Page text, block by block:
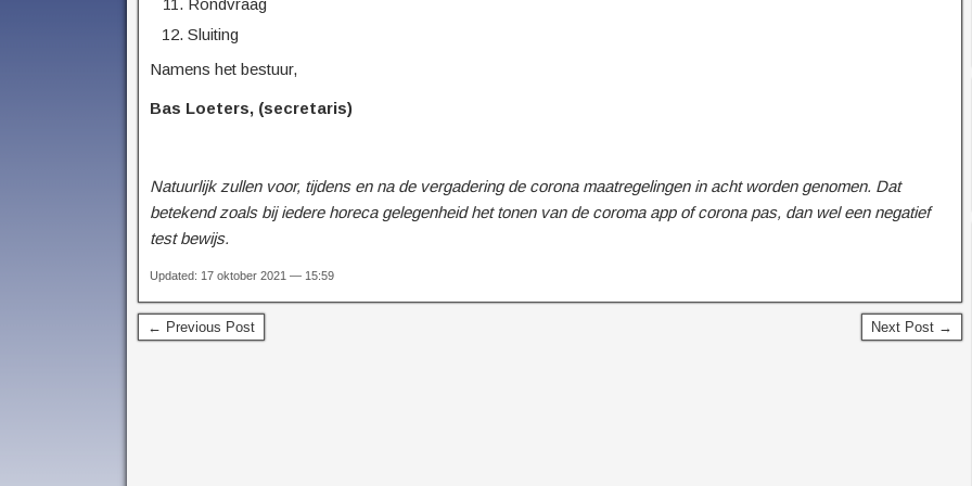
Sluiting
Namens het bestuur,
Bas Loeters, (secretaris)
Natuurlijk zullen voor, tijdens en na de vergadering de corona maatregelingen in acht worden genomen. Dat
betekend zoals bij iedere horeca gelegenheid het tonen van de coroma app of corona pas, dan wel een negatief
test bewijs.
Updated: 17 oktober 2021 — 15:59
← Previous Post Next Post →